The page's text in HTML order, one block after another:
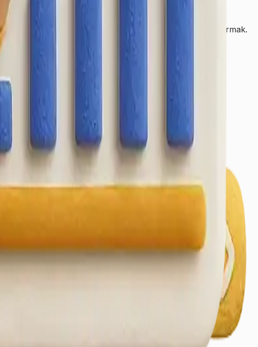
hızlı şekilde cevap veren, güvenilir bir çözüm ağı oluşturmak.